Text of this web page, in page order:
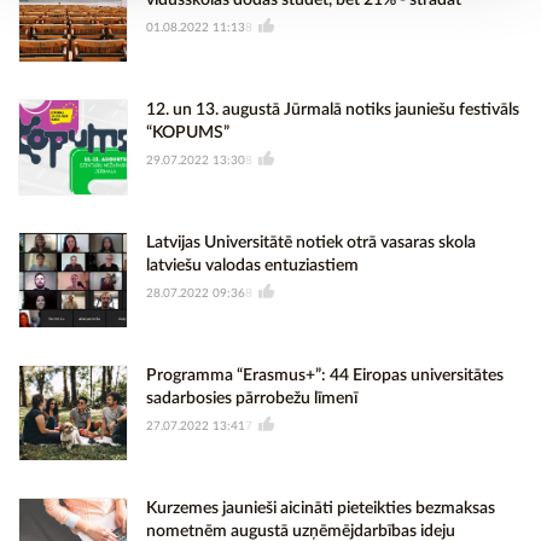
01.08.2022 11:13 8
12. un 13. augustā Jūrmalā notiks jauniešu festivāls
“KOPUMS”
29.07.2022 13:30 8
Latvijas Universitātē notiek otrā vasaras skola
latviešu valodas entuziastiem
28.07.2022 09:36 8
Programma “Erasmus+”: 44 Eiropas universitātes
sadarbosies pārrobežu līmenī
27.07.2022 13:41 7
Kurzemes jaunieši aicināti pieteikties bezmaksas
nometnēm augustā uzņēmējdarbības ideju